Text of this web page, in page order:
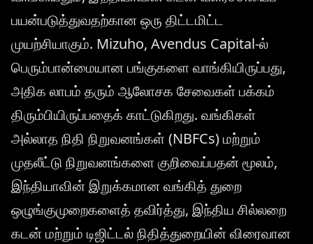
பயன்படுத்துவதற்கான ஒரு திட்டமிட்ட
முயற்சியாகும். Mizuho, Avendus Capital-ல்
பெரும்பான்மையான பங்குகளை வாங்கியிருப்பது,
அதிக லாபம் தரும் ஆலோசக சேவைகள் பக்கம்
திரும்பியிருப்பதைக் காட்டுகிறது. வங்கிகள்
அல்லாத நிதி நிறுவனங்கள் (NBFCs) மற்றும்
முதலீட்டு நிறுவனங்களை குறிவைப்பதன் மூலம்,
இந்தியாவின் இறுக்கமான வங்கித் துறை
ஒழுங்குமுறைகளைத் தவிர்த்து, இந்திய சில்லறை
கடன் மற்றும் டிஜிட்டல் நிதித்துறையின் விரைவான